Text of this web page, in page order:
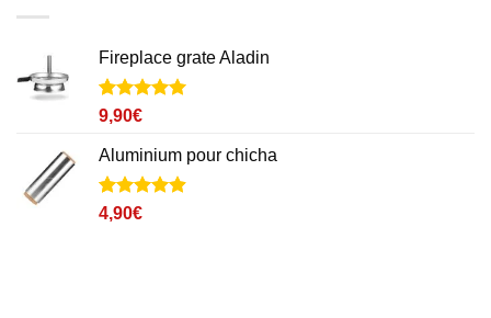
Fireplace grate Aladin
Noté5
5 basé sur
1
notation
client
9,90€
Aluminium pour chicha
Noté4.9
sur 5 basé
13
4,90€